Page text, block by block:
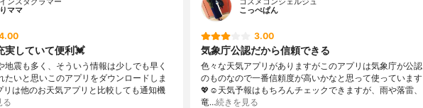
ンスタグラマー
ママ
実していて便利💓
地震も多く、そういう情報は少しでも早く
たいと思いこのアプリをダウンロードしま
リは他のお天気アプリと比較しても通知機
る
コスメコンシェルジュ
こっぺぱん
3.00
気象庁公認だから信頼できる
色々な天気アプリがありますがこのアプリは気象庁が公認
のものなので一番信頼度が高いかなと思って使っています
💖☺️天気予報はもちろんチェックできますが、雨や落雷、
竜…続きを見る